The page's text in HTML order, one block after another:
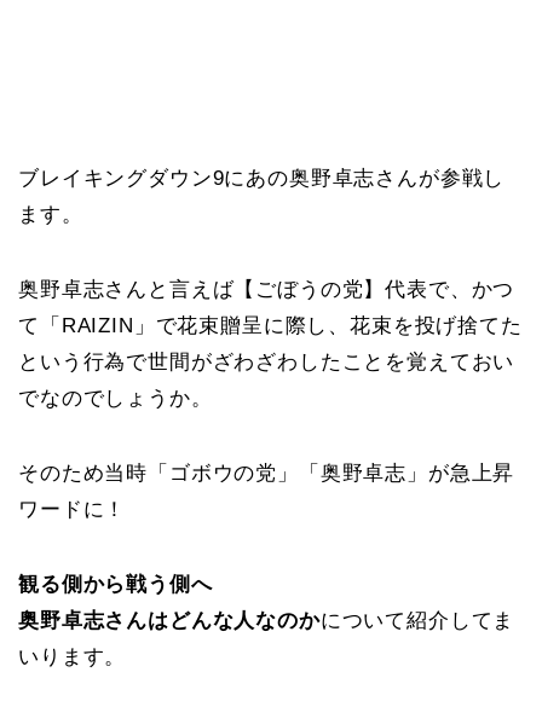
ブレイキングダウン9にあの奥野卓志さんが参戦し
ます。
奥野卓志さんと言えば【ごぼうの党】代表で、かつ
て「RAIZIN」で花束贈呈に際し、花束を投げ捨てた
という行為で世間がざわざわしたことを覚えておい
でなのでしょうか。
そのため当時「ゴボウの党」「奥野卓志」が急上昇
ワードに！
観る側から戦う側へ
奥野卓志さんはどんな人なのかについて紹介してま
いります。